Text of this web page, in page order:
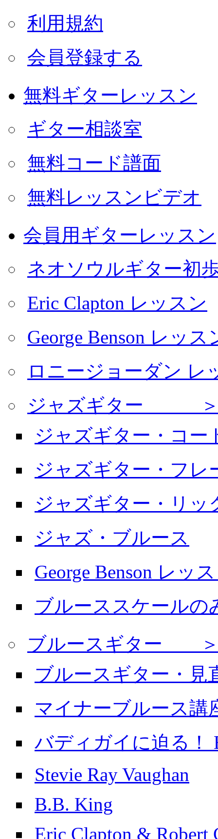
利用規約
会員登録する
無料ギターレッスン
ギター相談室
無料コード譜面
無料レッスンビデオ
会員用ギターレッスン
ネオソウルギター初
Eric Clapton レッスン
George Benson レッス
ロニージョーダン レ
ジャズギター ＞
ジャズギター・コー
ジャズギター・フレ
ジャズギター・リッ
ジャズ・ブルース
George Benson レッ
ブルーススケールの
ブルースギター ＞
ブルースギター・見
マイナーブルース講
バディガイに迫る！
Stevie Ray Vaughan
B.B. King
Eric Clapton & Robert